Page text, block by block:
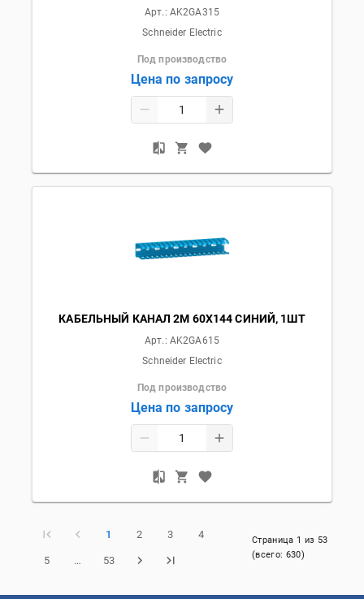
Арт.: AK2GA315
Schneider Electric
Под производство
Цена по запросу
КАБЕЛЬНЫЙ КАНАЛ 2М 60Х144 СИНИЙ, 1ШТ
Арт.: AK2GA615
Schneider Electric
Под производство
Цена по запросу
1 2 3 4
5 … 53
Страница 1 из 53
(всего: 630)